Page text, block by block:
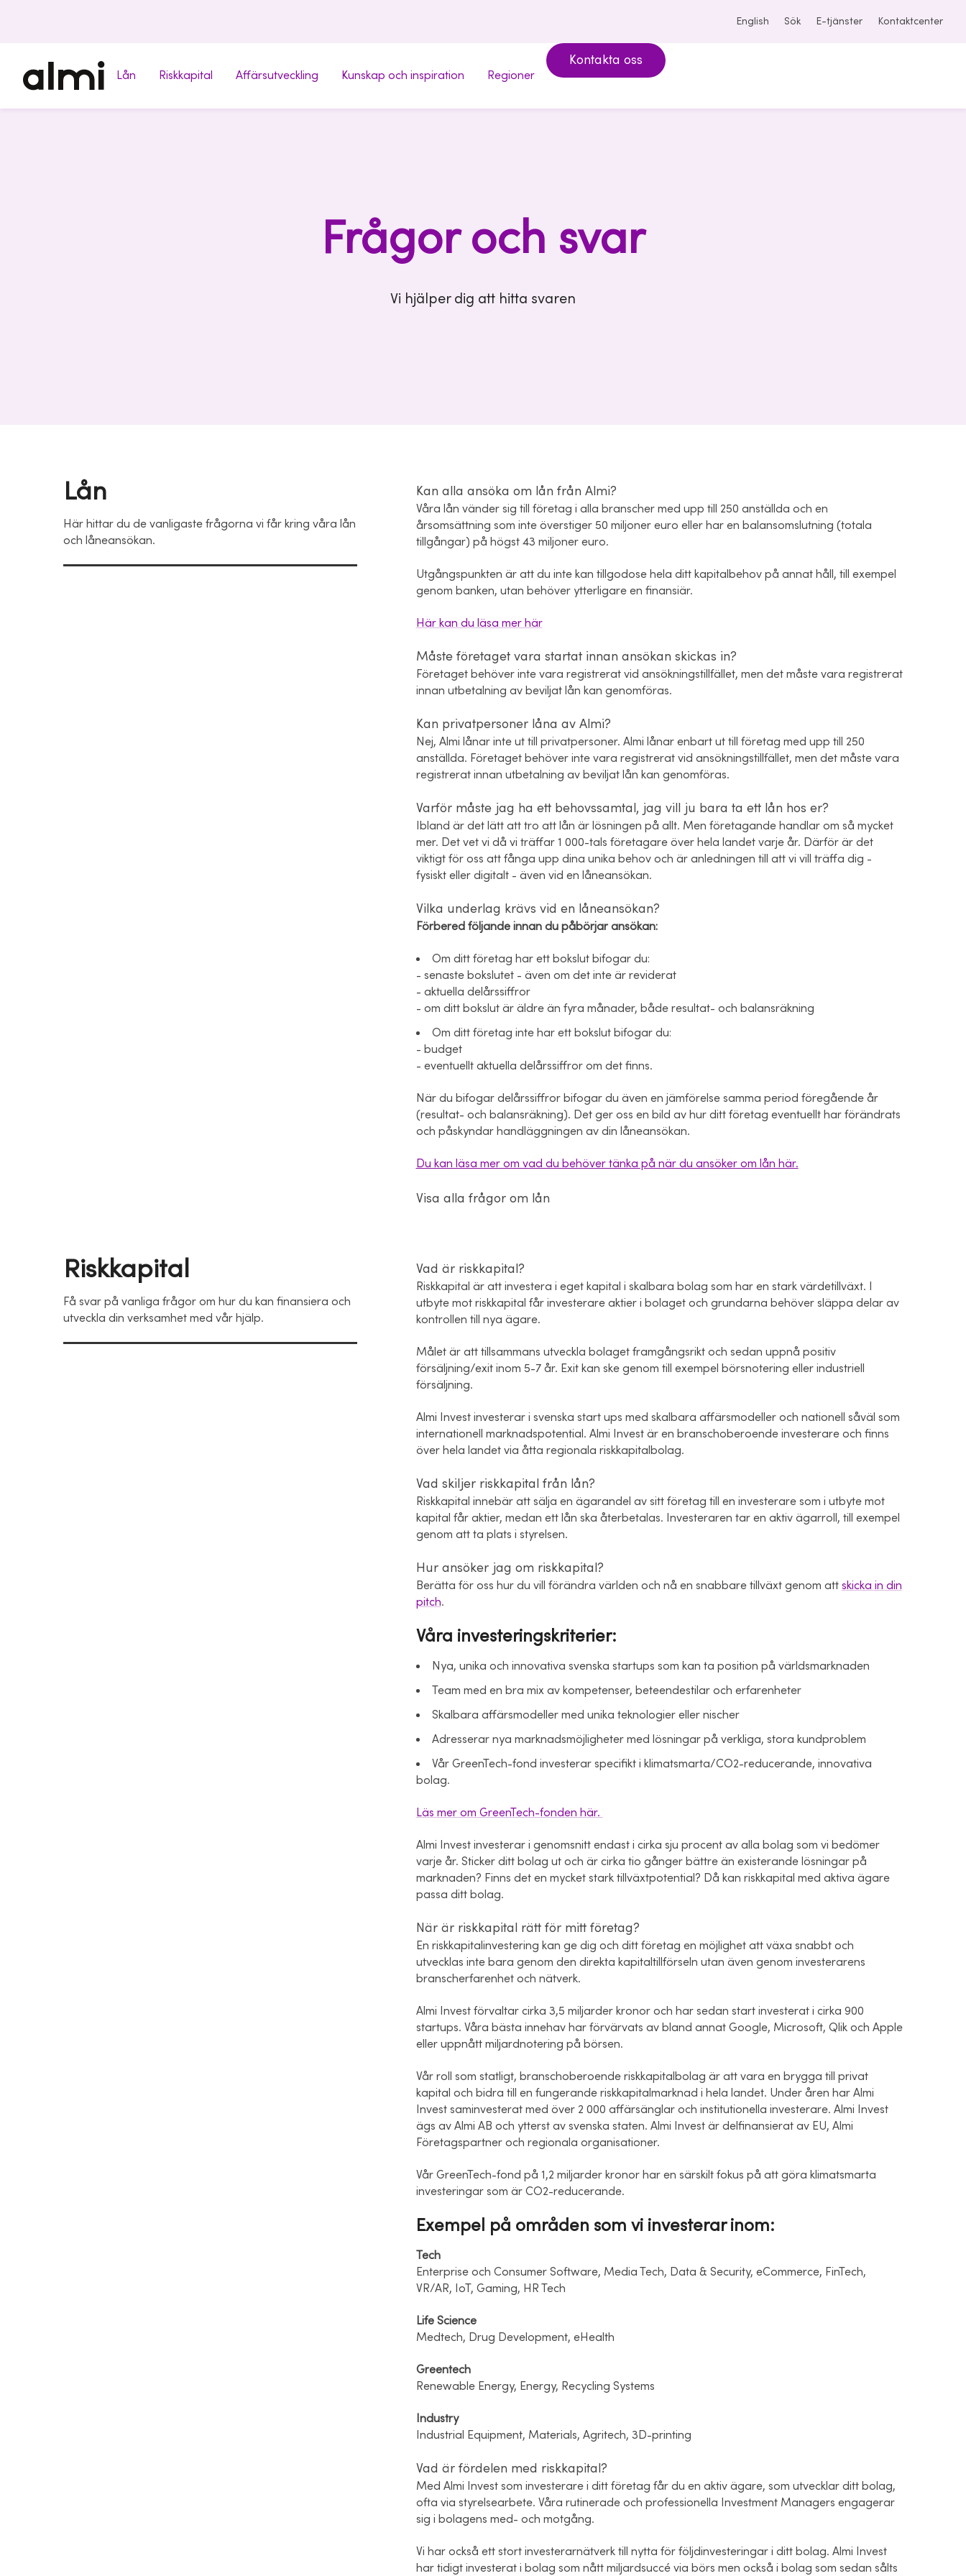
English Sök E-tjänster Kontaktcenter
Lån Riskkapital Affärsutveckling Kunskap och inspiration Regioner
Kontakta oss
Frågor och svar
Vi hjälper dig att hitta svaren
Lån
Här hittar du de vanligaste frågorna vi får kring våra lån
och låneansökan.
Kan alla ansöka om lån från Almi?
Våra lån vänder sig till företag i alla branscher med upp till 250 anställda och en
årsomsättning som inte överstiger 50 miljoner euro eller har en balansomslutning (totala
tillgångar) på högst 43 miljoner euro.
Utgångspunkten är att du inte kan tillgodose hela ditt kapitalbehov på annat håll, till exempel
genom banken, utan behöver ytterligare en finansiär.
Här kan du läsa mer här
Måste företaget vara startat innan ansökan skickas in?
Företaget behöver inte vara registrerat vid ansökningstillfället, men det måste vara registrerat
innan utbetalning av beviljat lån kan genomföras.
Kan privatpersoner låna av Almi?
Nej, Almi lånar inte ut till privatpersoner. Almi lånar enbart ut till företag med upp till 250
anställda. Företaget behöver inte vara registrerat vid ansökningstillfället, men det måste vara
registrerat innan utbetalning av beviljat lån kan genomföras.
Varför måste jag ha ett behovssamtal, jag vill ju bara ta ett lån hos er?
Ibland är det lätt att tro att lån är lösningen på allt. Men företagande handlar om så mycket
mer. Det vet vi då vi träffar 1 000-tals företagare över hela landet varje år. Därför är det
viktigt för oss att fånga upp dina unika behov och är anledningen till att vi vill träffa dig -
fysiskt eller digitalt - även vid en låneansökan.
Vilka underlag krävs vid en låneansökan?
Förbered följande innan du påbörjar ansökan:
Om ditt företag har ett bokslut bifogar du:
- senaste bokslutet - även om det inte är reviderat
- aktuella delårssiffror
- om ditt bokslut är äldre än fyra månader, både resultat- och balansräkning
Om ditt företag inte har ett bokslut bifogar du:
- budget
- eventuellt aktuella delårssiffror om det finns.
När du bifogar delårssiffror bifogar du även en jämförelse samma period föregående år
(resultat- och balansräkning). Det ger oss en bild av hur ditt företag eventuellt har förändrats
och påskyndar handläggningen av din låneansökan.
Du kan läsa mer om vad du behöver tänka på när du ansöker om lån här.
Visa alla frågor om lån
Riskkapital
Få svar på vanliga frågor om hur du kan finansiera och
utveckla din verksamhet med vår hjälp.
Vad är riskkapital?
Riskkapital är att investera i eget kapital i skalbara bolag som har en stark värdetillväxt. I
utbyte mot riskkapital får investerare aktier i bolaget och grundarna behöver släppa delar av
kontrollen till nya ägare.
Målet är att tillsammans utveckla bolaget framgångsrikt och sedan uppnå positiv
försäljning/exit inom 5-7 år. Exit kan ske genom till exempel börsnotering eller industriell
försäljning.
Almi Invest investerar i svenska start ups med skalbara affärsmodeller och nationell såväl som
internationell marknadspotential. Almi Invest är en branschoberoende investerare och finns
över hela landet via åtta regionala riskkapitalbolag.
Vad skiljer riskkapital från lån?
Riskkapital innebär att sälja en ägarandel av sitt företag till en investerare som i utbyte mot
kapital får aktier, medan ett lån ska återbetalas. Investeraren tar en aktiv ägarroll, till exempel
genom att ta plats i styrelsen.
Hur ansöker jag om riskkapital?
Berätta för oss hur du vill förändra världen och nå en snabbare tillväxt genom att skicka in din
pitch.
Våra investeringskriterier:
Nya, unika och innovativa svenska startups som kan ta position på världsmarknaden
Team med en bra mix av kompetenser, beteendestilar och erfarenheter
Skalbara affärsmodeller med unika teknologier eller nischer
Adresserar nya marknadsmöjligheter med lösningar på verkliga, stora kundproblem
Vår GreenTech-fond investerar specifikt i klimatsmarta/CO2-reducerande, innovativa
bolag.
Läs mer om GreenTech-fonden här.
Almi Invest investerar i genomsnitt endast i cirka sju procent av alla bolag som vi bedömer
varje år. Sticker ditt bolag ut och är cirka tio gånger bättre än existerande lösningar på
marknaden? Finns det en mycket stark tillväxtpotential? Då kan riskkapital med aktiva ägare
passa ditt bolag.
När är riskkapital rätt för mitt företag?
En riskkapitalinvestering kan ge dig och ditt företag en möjlighet att växa snabbt och
utvecklas inte bara genom den direkta kapitaltillförseln utan även genom investerarens
branscherfarenhet och nätverk.
Almi Invest förvaltar cirka 3,5 miljarder kronor och har sedan start investerat i cirka 900
startups. Våra bästa innehav har förvärvats av bland annat Google, Microsoft, Qlik och Apple
eller uppnått miljardnotering på börsen.
Vår roll som statligt, branschoberoende riskkapitalbolag är att vara en brygga till privat
kapital och bidra till en fungerande riskkapitalmarknad i hela landet. Under åren har Almi
Invest saminvesterat med över 2 000 affärsänglar och institutionella investerare. Almi Invest
ägs av Almi AB och ytterst av svenska staten. Almi Invest är delfinansierat av EU, Almi
Företagspartner och regionala organisationer.
Vår GreenTech-fond på 1,2 miljarder kronor har en särskilt fokus på att göra klimatsmarta
investeringar som är CO2-reducerande.
Exempel på områden som vi investerar inom:
Tech
Enterprise och Consumer Software, Media Tech, Data & Security, eCommerce, FinTech,
VR/AR, IoT, Gaming, HR Tech
Life Science
Medtech, Drug Development, eHealth
Greentech
Renewable Energy, Energy, Recycling Systems
Industry
Industrial Equipment, Materials, Agritech, 3D-printing
Vad är fördelen med riskkapital?
Med Almi Invest som investerare i ditt företag får du en aktiv ägare, som utvecklar ditt bolag,
ofta via styrelsearbete. Våra rutinerade och professionella Investment Managers engagerar
sig i bolagens med- och motgång.
Vi har också ett stort investerarnätverk till nytta för följdinvesteringar i ditt bolag. Almi Invest
har tidigt investerat i bolag som nått miljardsuccé via börs men också i bolag som sedan sålts